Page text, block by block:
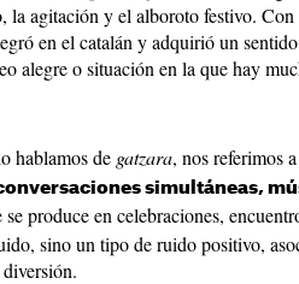
la agitación y el alboroto festivo. Con
en el catalán y adquirió un
alegre o situación en la que hay
hablamos de gatzara, nos referimos
simultáneas,
se produce en celebraciones,
sino un tipo de ruido positivo,